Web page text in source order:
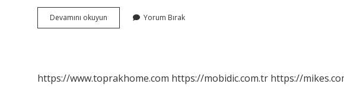
Devamını okuyun
Ne
Yorum Bırak
https://www.toprakhome.com https://mobidic.com.tr https://